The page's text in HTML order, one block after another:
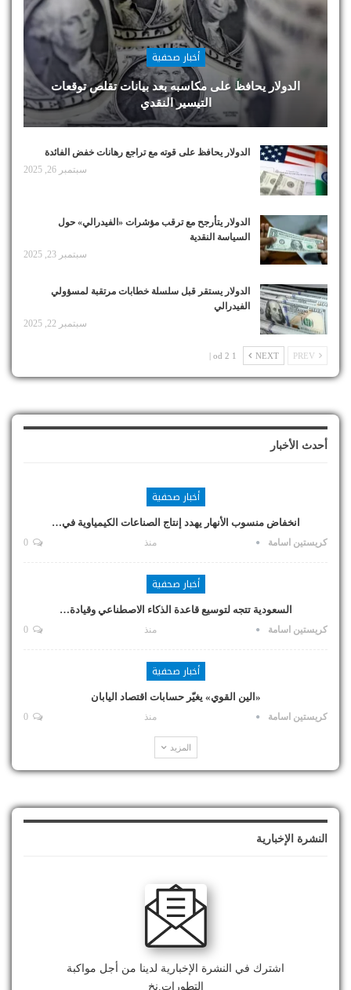
أخبار صحفية
الدولار يحافظ على مكاسبه بعد بيانات تقلص توقعات
التيسير النقدي
الدولار يحافظ على قوته مع تراجع رهانات خفض الفائدة
سبتمبر 26, 2025
الدولار يتأرجح مع ترقب مؤشرات «الفيدرالي» حول
السياسة النقدية
سبتمبر 23, 2025
الدولار يستقر قبل سلسلة خطابات مرتقبة لمسؤولي
الفيدرالي
سبتمبر 22, 2025
NEXT
1 od 2 |
أحدث الأخبار
أخبار صحفية
انخفاض منسوب الأنهار يهدد إنتاج الصناعات الكيمياوية في…
كريستين اسامة منذ
أخبار صحفية
السعودية تتجه لتوسيع قاعدة الذكاء الاصطناعي وقيادة…
كريستين اسامة منذ
أخبار صحفية
«الين القوي» يغيّر حسابات اقتصاد اليابان
كريستين اسامة منذ
المزيد
النشرة الإخبارية
اشترك في النشرة الإخبارية لدينا من أجل مواكبة
التطورات.نخ